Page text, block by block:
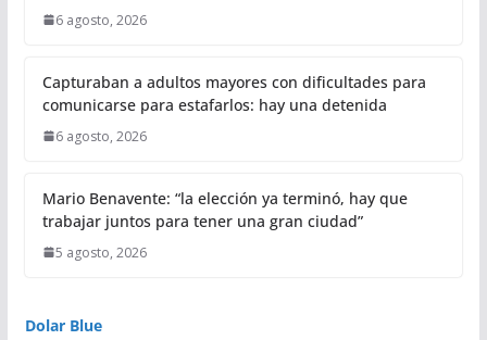
6 agosto, 2026
Capturaban a adultos mayores con dificultades para
comunicarse para estafarlos: hay una detenida
6 agosto, 2026
Mario Benavente: “la elección ya terminó, hay que
trabajar juntos para tener una gran ciudad”
5 agosto, 2026
Dolar Blue